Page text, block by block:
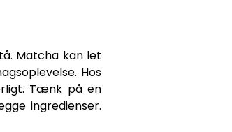
Matcha kan let
Hos
Tænk på en
ingredienser.